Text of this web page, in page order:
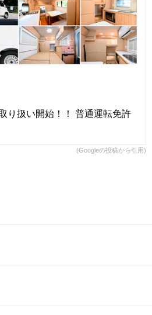
り扱い開始！！ 普通運転免許
(Googleの投稿から引用)